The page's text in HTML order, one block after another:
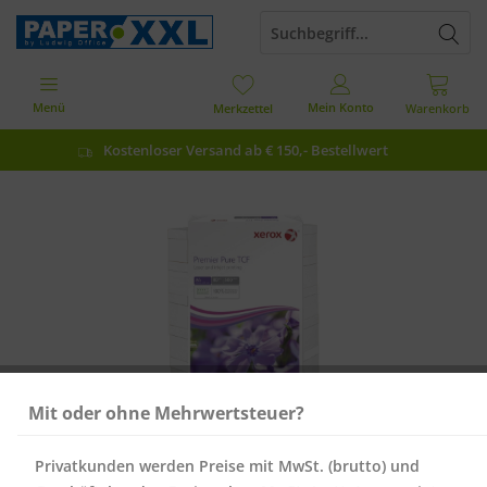
Kostenloser Versand ab € 150,- Bestellwert
Warenkorb
Merkzettel Mein Konto
Menü
Mit oder ohne Mehrwertsteuer?
Privatkunden werden Preise mit MwSt. (brutto) und